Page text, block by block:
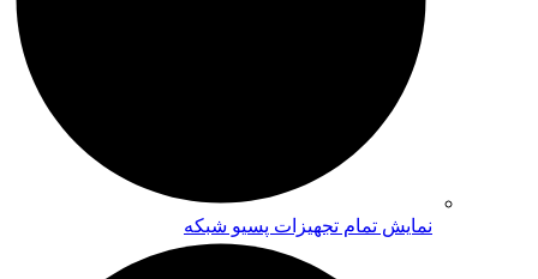
نمایش تمام تجهیزات پسیو شبکه